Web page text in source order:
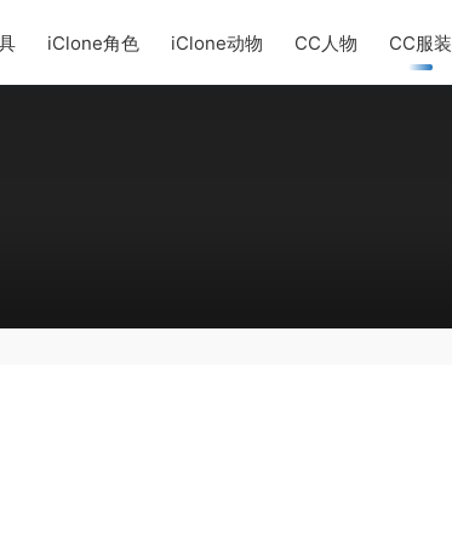
iClone角色 iClone动物 CC人物 CC服装